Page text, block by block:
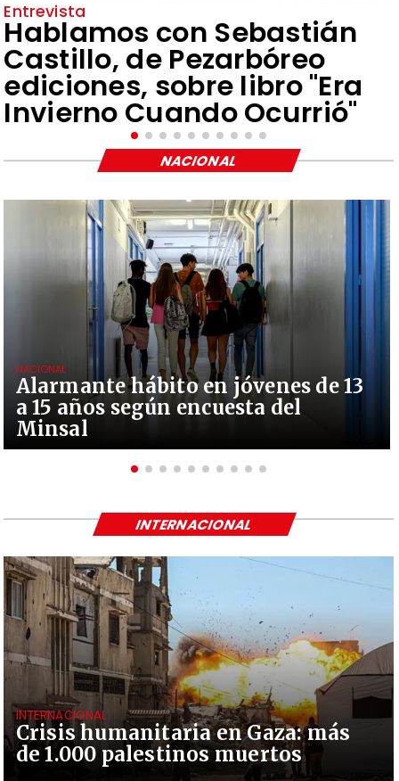
Entrevista
Hablamos con Sebastián
Castillo, de Pezarbóreo
ediciones, sobre libro "Era
Invierno Cuando Ocurrió"
Alarmante hábito en jóvenes de 13
a 15 años según encuesta del
Minsal
NACIONAL
NACIONAL
Crisis humanitaria en Gaza: más
de 1.000 palestinos muertos
INTERNACIONAL
INTERNACIONAL